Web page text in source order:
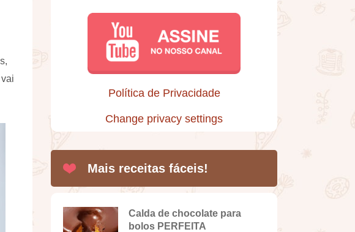
Política de Privacidade
Change privacy settings
Mais receitas fáceis!
Calda de chocolate para
bolos PERFEITA